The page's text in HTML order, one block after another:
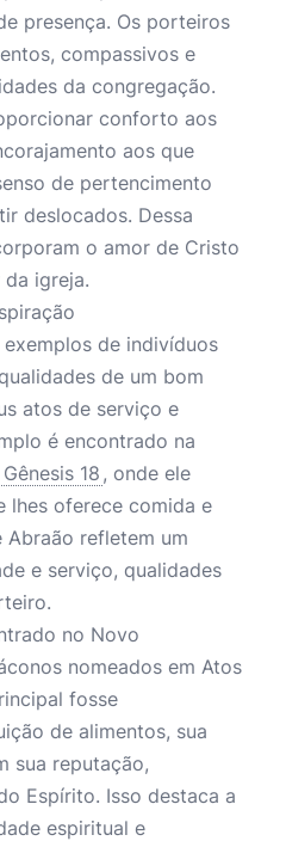
presença. Os porteiros
compassivos e
da congregação.
conforto aos
aos que
de pertencimento
deslocados. Dessa
o amor de Cristo
igreja.
de indivíduos
de um bom
atos de serviço e
é encontrado na
Gênesis 18 , onde ele
lhes oferece comida e
Abraão refletem um
e serviço, qualidades
no Novo
nomeados em Atos
fosse
de alimentos, sua
sua reputação,
Espírito. Isso destaca a
espiritual e